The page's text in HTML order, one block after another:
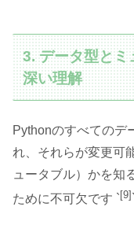
3. データ型とミ
深い理解
Pythonのすべてのデ
れ、それらが変更可
ュータブル）かを知
ために不可欠です ` [9]